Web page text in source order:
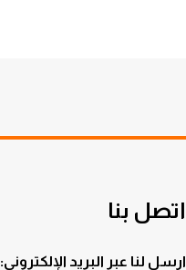
اتصل بنا
ارسل لنا عبر البريد الإلكتروني: